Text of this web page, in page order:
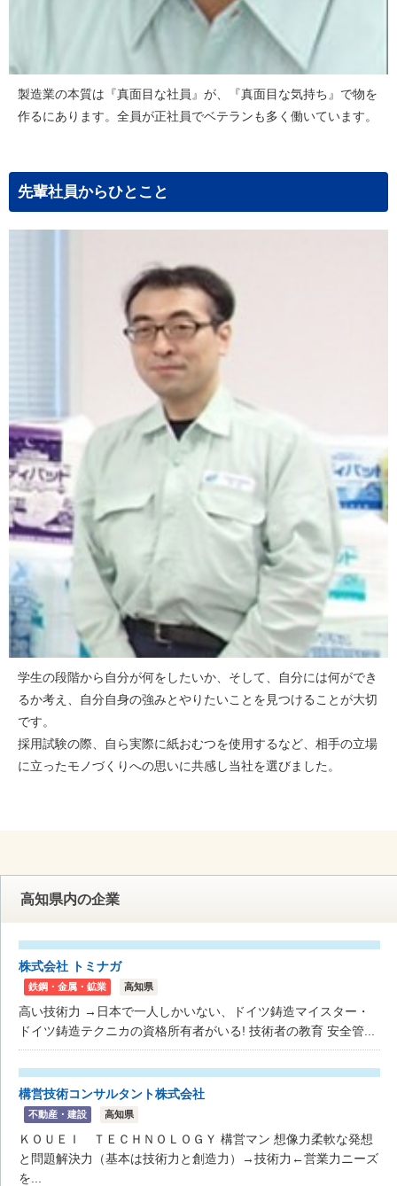
製造業の本質は『真面目な社員』が、『真面目な気持ち』で物を
作るにあります。全員が正社員でベテランも多く働いています。
先輩社員からひとこと
学生の段階から自分が何をしたいか、そして、自分には何ができ
るか考え、自分自身の強みとやりたいことを見つけることが大切
です。
採用試験の際、自ら実際に紙おむつを使用するなど、相手の立場
に立ったモノづくりへの思いに共感し当社を選びました。
高知県内の企業
株式会社 トミナガ
鉄鋼・金属・鉱業 高知県
高い技術力 →日本で一人しかいない、ドイツ鋳造マイスター・
ドイツ鋳造テクニカの資格所有者がいる! 技術者の教育 安全管...
構営技術コンサルタント株式会社
不動産・建設 高知県
ＫＯＵＥＩ ＴＥＣＨＮＯＬＯＧＹ 構営マン 想像力柔軟な発想
と問題解決力（基本は技術力と創造力）→技術力←営業力ニーズ
を...